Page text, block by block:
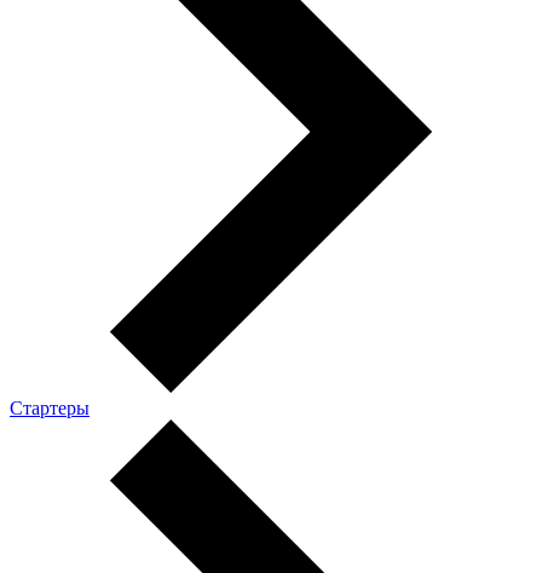
Стартеры